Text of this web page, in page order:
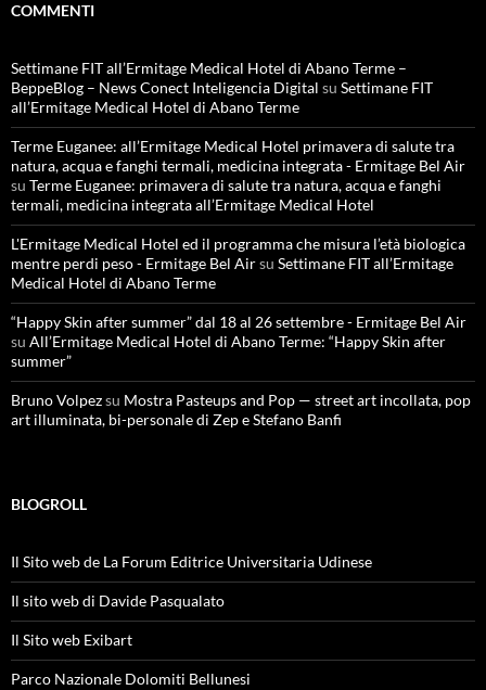
COMMENTI
Settimane FIT all’Ermitage Medical Hotel di Abano Terme –
BeppeBlog – News Conect Inteligencia Digital su Settimane FIT
all’Ermitage Medical Hotel di Abano Terme
Terme Euganee: all’Ermitage Medical Hotel primavera di salute tra
natura, acqua e fanghi termali, medicina integrata - Ermitage Bel Air
su Terme Euganee: primavera di salute tra natura, acqua e fanghi
termali, medicina integrata all’Ermitage Medical Hotel
L'Ermitage Medical Hotel ed il programma che misura l’età biologica
mentre perdi peso - Ermitage Bel Airsu Settimane FIT all’Ermitage
Medical Hotel di Abano Terme
“Happy Skin after summer” dal 18 al 26 settembre - Ermitage Bel Air
su All’Ermitage Medical Hotel di Abano Terme: “Happy Skin after
summer”
Bruno Volpezsu Mostra Pasteups and Pop — street art incollata, pop
art illuminata, bi-personale di Zep e Stefano Banfi
BLOGROLL
Il Sito web de La Forum Editrice Universitaria Udinese
Il sito web di Davide Pasqualato
Il Sito web Exibart
Parco Nazionale Dolomiti Bellunesi